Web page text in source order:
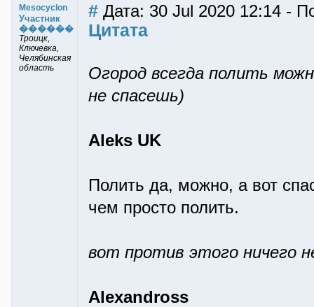
Mesocyclon
Участник
������
Троицк,
Ключевка,
Челябинская
область
# Дата: 30 Jul 2020 12:14 -
Цитата
Огород всегда полить
не спасешь)
Aleks UK
Полить да, можно, а вот
чем просто полить.
вот против этого ничего
Alexandross